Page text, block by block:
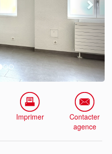
Imprimer
Contacter
agence